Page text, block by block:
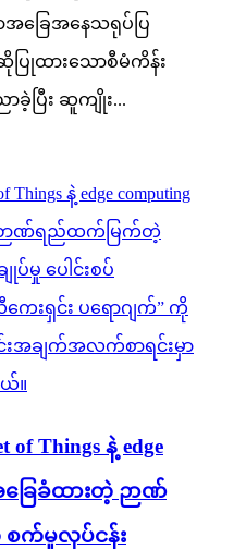
ခြေအနေသရုပ်ပြ
ြုထားသောစီမံကိန်း
ာခဲ့ပြီး ဆူကျိုး...
of Things နဲ့ edge
ခြေခံထားတဲ့ ဉာဏ်
က်မှုလုပ်ငန်း